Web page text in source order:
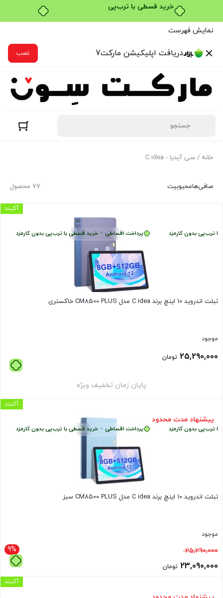
۴ قسط، بدون کارمزد
نمایش فهرست
دریافت اپلیکیشن مارکت7 نصب
خانه / سی آیدیا - C idea
77 محصول صافی‌هامحبوبیت
تبلت اندروید 10 اینچ برند C idea مدل CM8500 PLUS خاکستری
موجود
25,290,000 تومان
پرداخت اقساطی • خرید قسطی با ترب‌پی بدون کارمزد بدون کارمزد
پایان زمان تخفیف ویژه
آکبند
پیشنهاد مدت محدود
تبلت اندروید 10 اینچ برند C idea مدل CM8500 PLUS سبز
موجود
9% 25,290,000قیمت
اصلی23,090,000 تومان
فعلی
پرداخت اقساطی • خرید قسطی با ترب‌پی بدون کارمزد بدون کارمزد
آکبند
آکبند